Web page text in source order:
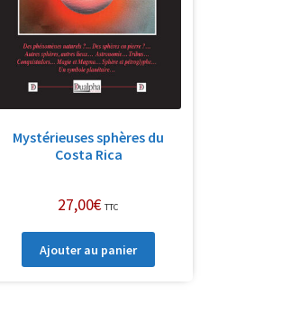
Mystérieuses sphères du
Costa Rica
27,00€ TTC
Ajouter au panier